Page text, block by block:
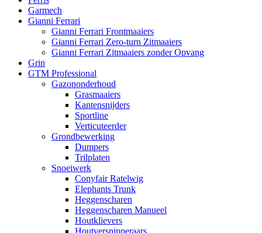
Garmech
Gianni Ferrari
Gianni Ferrari Frontmaaiers
Gianni Ferrari Zero-turn Zitmaaiers
Gianni Ferrari Zitmaaiers zonder Opvang
Grin
GTM Professional
Gazononderhoud
Grasmaaiers
Kantensnijders
Sportline
Verticuteerder
Grondbewerking
Dumpers
Trilplaten
Snoeiwerk
Conyfair Ratelwig
Elephants Trunk
Heggenscharen
Heggenscharen Manueel
Houtklievers
Houtversnipperaars